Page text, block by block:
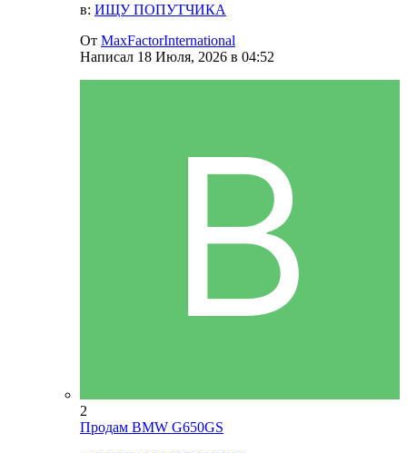
в: ИЩУ ПОПУТЧИКА
От MaxFactorInternational
Написал 18 Июля, 2026 в 04:52
2
Продам BMW G650GS